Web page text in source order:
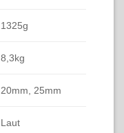
1325g
8,3kg
20mm, 25mm
Laut